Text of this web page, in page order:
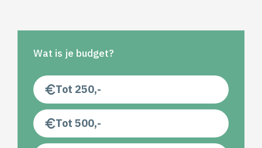
Wat is je budget?
Tot 250,-
Tot 500,-